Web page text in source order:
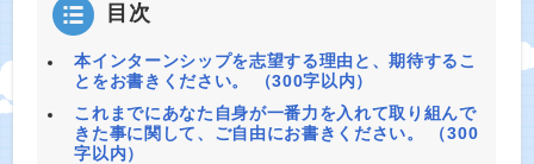
目次
本インターンシップを志望する理由と、期待するこ
とをお書きください。 （300字以内）
これまでにあなた自身が一番力を入れて取り組んで
きた事に関して、ご自由にお書きください。 （300
字以内）